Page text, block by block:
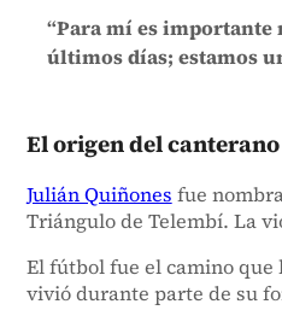
“Para mí es
últimos días; estamos
El origen del
Julián Quiñones fue
Triángulo de Telembí. La
El fútbol fue el camino que
vivió durante parte de su